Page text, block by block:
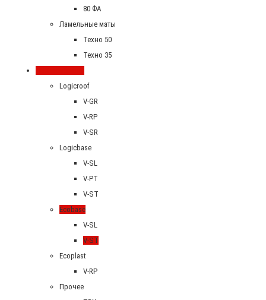
80 ФА
Ламельные маты
Техно 50
Техно 35
Logicroof
V-GR
V-RP
V-SR
Logicbase
V-SL
V-PT
V-ST
Ecobase
V-SL
V-ST
Ecoplast
V-RP
Прочее